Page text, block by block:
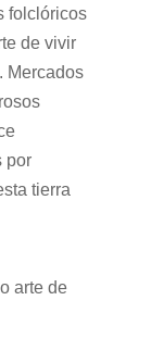
folclóricos
de vivir
Mercados
por
tierra
arte de